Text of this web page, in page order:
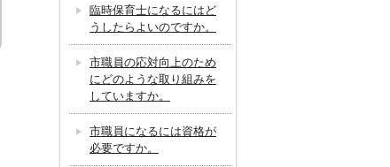
臨時保育士になるにはど
うしたらよいのですか。
市職員の応対向上のため
にどのような取り組みを
していますか。
市職員になるには資格が
必要ですか。